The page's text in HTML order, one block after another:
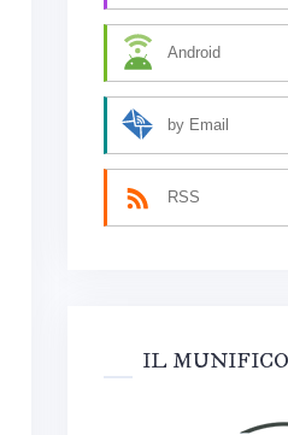
Android
by Email
RSS
IL